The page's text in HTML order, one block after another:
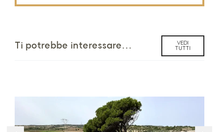
Ti potrebbe interessare... VEDI
TUTTI